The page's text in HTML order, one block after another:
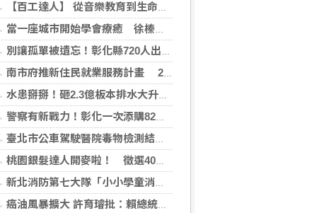
【百工達人】 從音樂教育到生命陪伴 黛玉老師以生命經驗打造共學平台
當一座城市開始學會療癒 徐榛蔚打造的不只是花蓮，而是未來城市的新典範
別讓孤單被遺忘！彰化縣720人出動尋找獨居長者
南市府推新住民就業服務計畫 29日辦理講座暨職場參訪
水患掰掰！砸2.3億板本排水大升級拚117年完工
警察有新戰力！彰化一次添購82輛警車機車
臺北市公車駕駛醫院毒物檢測結果陰性 市府秉持勿枉勿縱速查釐清
桃園銀髮達人開麥啦！ 徵選40位達人進社區
新北消防第七大隊「小小學童消防夏令營」 深耕消防防災及自救觀念
癌油風暴擴大 許育璿批：賴總統該拼食安不是拼政治